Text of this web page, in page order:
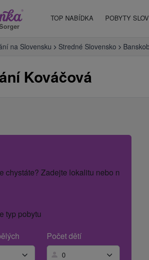
TOP NABÍDKA POBYTY
na Slovensku Stredné Slovensko
Kováčová
chystáte? Zadejte lokalitu nebo název
typ pobytu
Počet dětí